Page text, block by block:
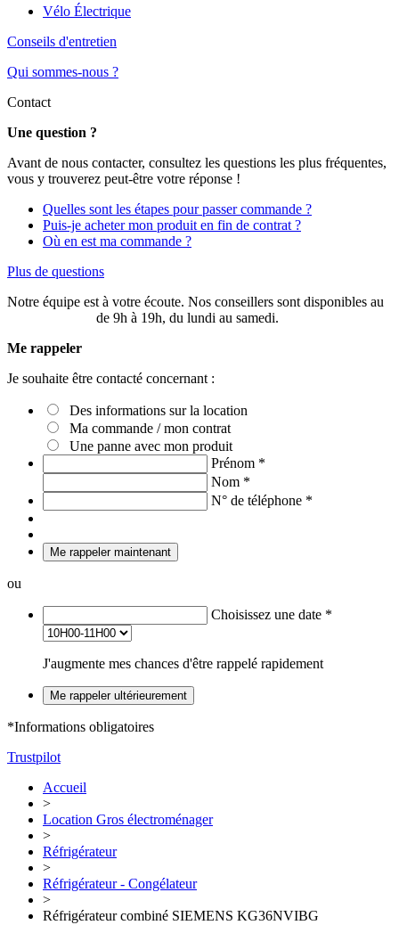
Vélo Électrique
Conseils d'entretien
Qui sommes-nous ?
Contact
Une question ?
Avant de nous contacter, consultez les questions les plus fréquentes,
vous y trouverez peut-être votre réponse !
Quelles sont les étapes pour passer commande ?
Puis-je acheter mon produit en fin de contrat ?
Où en est ma commande ?
Plus de questions
Notre équipe est à votre écoute. Nos conseillers sont disponibles au
de 9h à 19h, du lundi au samedi.
Me rappeler
Je souhaite être contacté concernant :
Des informations sur la location
Ma commande / mon contrat
Une panne avec mon produit
Prénom *
Nom *
N° de téléphone *
Me rappeler maintenant
ou
Choisissez une date *
J'augmente mes chances d'être rappelé rapidement
Me rappeler ultérieurement
*Informations obligatoires
Trustpilot
Accueil
>
Location Gros électroménager
>
Réfrigérateur
>
Réfrigérateur - Congélateur
>
Réfrigérateur combiné SIEMENS KG36NVIBG